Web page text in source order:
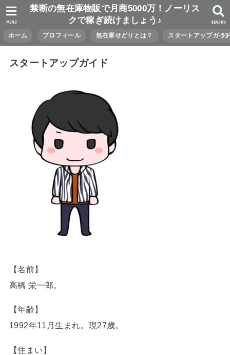
禁断の無在庫物販で月商5000万！ノーリス
クで稼ぎ続けましょう♪
SEARCH
MENU
ホーム プロフィール 無在庫せどりとは？ スタートアップガイ
スタートアップガイド
【名前】
高橋 栄一郎。
【年齢】
1992年11月生まれ。現27歳。
【住まい】